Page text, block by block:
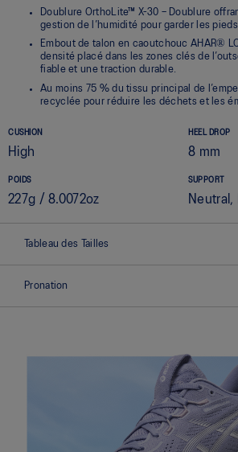
Doublure OrthoLite™ X-30 – Doublure
gestion de l’humidité pour garder les
Embout de talon en caoutchouc AHAR®
densité placé dans les zones clés de
fiable et une traction durable.
Au moins 75 % du tissu principal de
recyclée pour réduire les déchets et les
CUSHION
High
HEEL DROP
8 mm
POIDS
227g / 8.0072oz
SUPPORT
Neutral,
Tableau des Tailles
Pronation